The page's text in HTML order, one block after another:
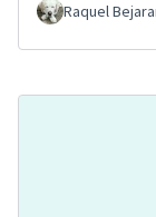
Raquel